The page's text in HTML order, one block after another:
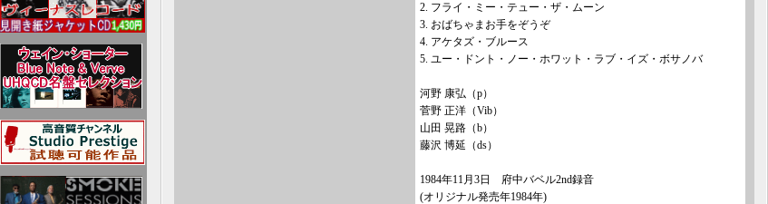
2. フライ・ミー・テュー・ザ・ムーン
3. おばちゃまお手をぞうぞ
4. アケタズ・ブルース
5. ユー・ドント・ノー・ホワット・ラブ・イズ・ボサノバ
河野 康弘（p）
菅野 正洋（Vib）
山田 晃路（b）
藤沢 博延（ds）
1984年11月3日 府中バベル2nd録音
(オリジナル発売年1984年)